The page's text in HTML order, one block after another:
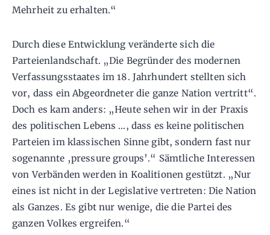
Mehrheit zu erhalten.“
Durch diese Entwicklung veränderte sich die
Parteienlandschaft. „Die Begründer des modernen
Verfassungsstaates im 18. Jahrhundert stellten sich
vor, dass ein Abgeordneter die ganze Nation vertritt“.
Doch es kam anders: „Heute sehen wir in der Praxis
des politischen Lebens …, dass es keine politischen
Parteien im klassischen Sinne gibt, sondern fast nur
sogenannte ‚pressure groups’.“ Sämtliche Interessen
von Verbänden werden in Koalitionen gestützt. „Nur
eines ist nicht in der Legislative vertreten: Die Nation
als Ganzes. Es gibt nur wenige, die die Partei des
ganzen Volkes ergreifen.“